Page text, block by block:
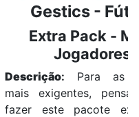
Gestics -
Extra Pack -
Jogadores
Descrição:
Para as
mais exigentes,
fazer este pacote